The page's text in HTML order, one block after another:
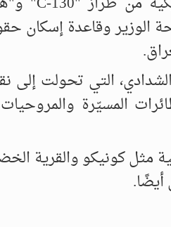
الوزير وقاعدة إسكان
التي تحولت إلى
المسيّرة
مثل كونيكو والقرية